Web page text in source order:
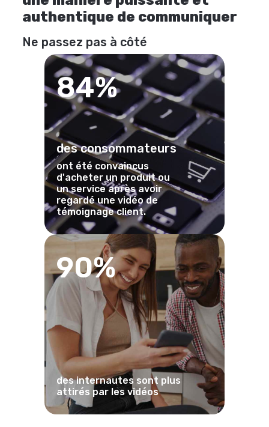
authentique de communiquer
Ne passez pas à côté
84%
des consommateurs
ont été convaincus
d'acheter un produit ou
un service après avoir
regardé une vidéo de
témoignage client.
90%
des internautes sont plus
attirés par les vidéos